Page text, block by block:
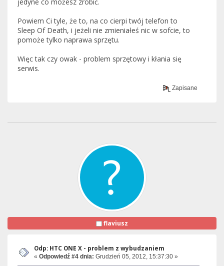
Powiem Ci tyle, że to, na co cierpi twój telefon to
Sleep Of Death, i jeżeli nie zmieniałeś nic w sofcie, to
pomoże tylko naprawa sprzętu.
Więc tak czy owak - problem sprzętowy i kłania się
serwis.
Zapisane
flaviusz
Odp: HTC ONE X - problem z wybudzaniem
« Odpowiedź #4 dnia: Grudzień 05, 2012, 15:37:30 »